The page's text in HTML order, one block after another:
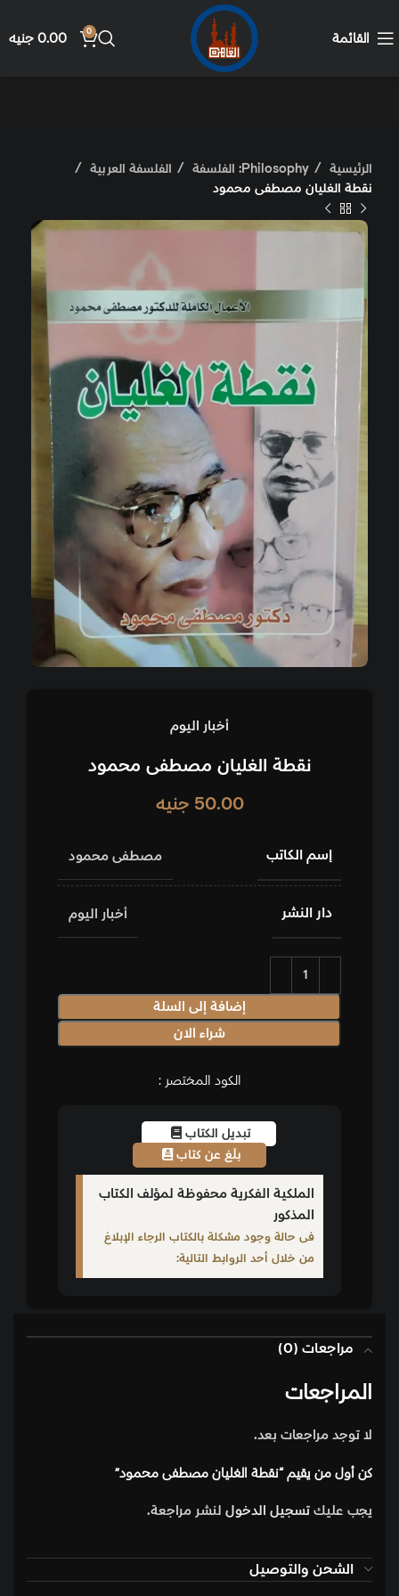
القائمة 0
0.00 جنيه
الرئيسية Philosophy: الفلسفة
الفلسفة العربية
نقطة الغليان مصطفى محمود
أخبار اليوم
نقطة الغليان مصطفى محمود
50.00 جنيه
إسم الكاتب مصطفى محمود
دار النشر أخبار اليوم
إضافة إلى السلة
شراء الان
الكود المختصر :
تبديل الكتاب
بلّغ عن كتاب
الملكية الفكرية محفوظة لمؤلف الكتاب
المذكور
فى حالة وجود مشكلة بالكتاب الرجاء الإبلاغ
من خلال أحد الروابط التالية:
مراجعات (0)
المراجعات
لا توجد مراجعات بعد.
كن أول من يقيم “نقطة الغليان مصطفى محمود”
يجب عليك تسجيل الدخول لنشر مراجعة.
الشحن والتوصيل